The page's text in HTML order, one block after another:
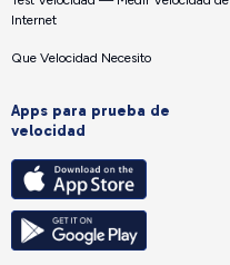
Internet
Que Velocidad Necesito
Apps para prueba de
velocidad